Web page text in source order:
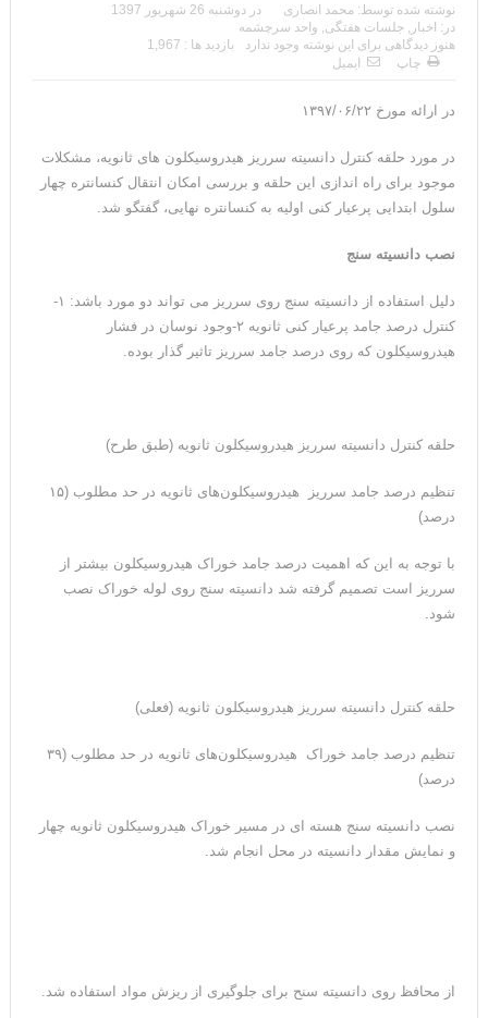
نوشته شده توسط: محمد انصاری در دوشنبه 26 شهریور 1397
در: اخبار , جلسات هفتگی, واحد سرچشمه
هنوز دیدگاهی برای این نوشته وجود ندارد
بازدید ها : 1,967
چاپ
ایمیل
در ارائه مورخ ۱۳۹۷/۰۶/۲۲
در مورد حلقه کنترل دانسیته سرریز هیدروسیکلون های ثانویه، مشکلات
موجود برای راه اندازی این حلقه و بررسی امکان انتقال کنسانتره چهار
سلول ابتدایی پرعیار کنی اولیه به کنسانتره نهایی، گفتگو شد.
نصب دانسیته سنج
دلیل استفاده از دانسیته سنج روی سرریز می تواند دو مورد باشد: ۱-
کنترل درصد جامد پرعیار کنی ثانویه ۲-وجود نوسان در فشار
هیدروسیکلون که روی درصد جامد سرریز تاثیر گذار بوده.
حلقه کنترل دانسیته سرریز هیدروسیکلون ثانویه (طبق طرح)
تنظیم درصد جامد سرریز هیدروسیکلون‌های ثانویه در حد مطلوب (۱۵
درصد)
با توجه به این که اهمیت درصد جامد خوراک هیدروسیکلون بیشتر از
سرریز است تصمیم گرفته شد دانسیته سنج روی لوله خوراک نصب
شود.
حلقه کنترل دانسیته سرریز هیدروسیکلون ثانویه (فعلی)
تنظیم درصد جامد خوراک هیدروسیکلون‌های ثانویه در حد مطلوب (۳۹
درصد)
نصب دانسیته سنج هسته ای در مسیر خوراک هیدروسیکلون ثانویه چهار
و نمایش مقدار دانسیته در محل انجام شد.
از محافظ روی دانسیته سنح برای جلوگیری از ریزش مواد استفاده شد.